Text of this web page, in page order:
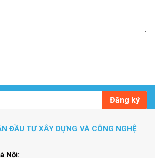
Đăng ký
ĐẦU TƯ XÂY DỰNG VÀ CÔNG NGHỆ
Nội: